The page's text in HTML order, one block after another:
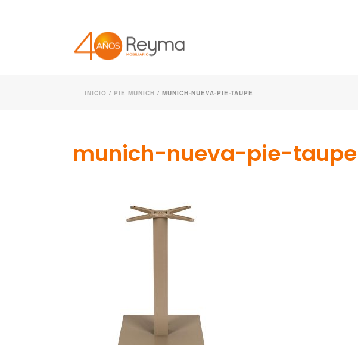
INICIO / PIE MUNICH / MUNICH-NUEVA-PIE-TAUPE
munich-nueva-pie-taupe